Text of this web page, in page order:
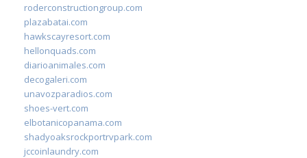
roderconstructiongroup.com
plazabatai.com
hawkscayresort.com
hellonquads.com
diarioanimales.com
decogaleri.com
unavozparadios.com
shoes-vert.com
elbotanicopanama.com
shadyoaksrockportrvpark.com
jccoinlaundry.com